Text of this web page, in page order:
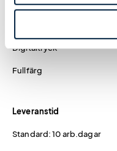
Digitaltryck
Fullfärg
Leveranstid
Standard: 10 arb.dagar